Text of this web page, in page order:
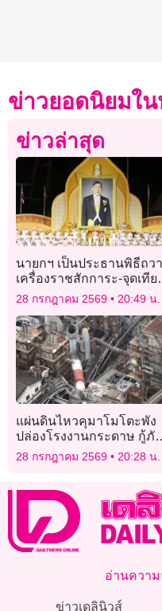
ข่าวยอดนิยมใ
ข่าวล่าสุด
นายกฯ เป็นประธานพิธีถว
เครื่องราชสักการะ-จุดเทีย
ถวายพระพรชัยมงคลเฉลิม
พระชนมพรรษาพระบาท
สมเด็จพระเจ้าอยู่หัว
28 กรกฎาคม 2569 20:49 น.
แผ่นดินไหวคุมาโมโตะพัง
ปล่องโรงงานกระดาษ กู้ภัย
เร่งค้นหาผู้สูญหาย
28 กรกฎาคม 2569 20:28 น.
อ่านความ
ข่าวเดลินิวส์